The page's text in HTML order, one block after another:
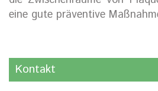
eine gute präventive
Kontakt